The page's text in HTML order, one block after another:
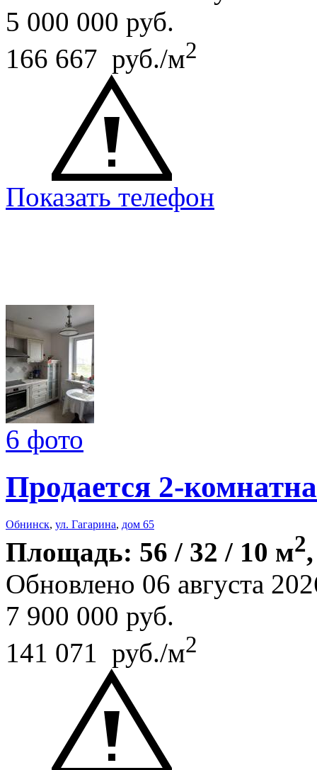
5 000 000 руб.
166 667 руб./м2
Показать телефон
6 фото
Продается 2-
Обнинск, ул. Гагарина, дом 65
Площадь: 56 / 32 / 10 м2
Обновлено 06 августа
7 900 000 руб.
141 071 руб./м2